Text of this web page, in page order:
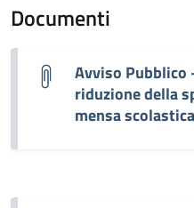
Documenti
Avviso
riduzione della
mensa